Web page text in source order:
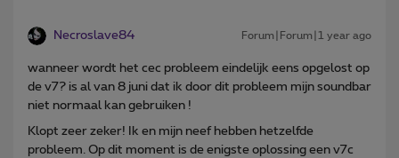
Necroslave84 Forum|Forum|1 year ago
wanneer wordt het cec probleem eindelijk eens opgelost op
de v7? is al van 8 juni dat ik door dit probleem mijn soundbar
niet normaal kan gebruiken !
Klopt zeer zeker! Ik en mijn neef hebben hetzelfde
probleem. Op dit moment is de enigste oplossing een v7c